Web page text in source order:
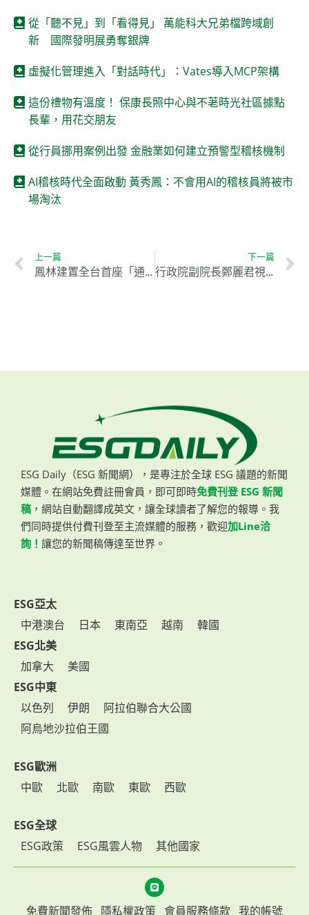
從「聽不見」到「看得見」 萬能科大兄弟檔跨域創
新 國際發明展勇奪銀牌
虛擬化管理進入「對話時代」：Vates導入MCP架構
這份禮物有溫度！ 保康長照中心與不荖時光社區據點
長輩，用花交朋友
從行員挪用案例出發 金融業如何建立預警型稽核機制
AI稽核時代全面啟動 黃秀鳳：不會用AI的稽核員將被市
場淘汰
上一篇
鳳林建置全台首座「通量塔」 打造光電與生態共存場域
下一篇
行政院副院長鄭麗君視察中龍鋼鐵 推動節能轉型計畫
ESG Daily（ESG 新聞網），是專注於全球 ESG 議題的新聞
媒體。在網站免費註冊會員，即可即時免費刊登 ESG 新聞
稿 ，網站自動翻譯成英文，讓全球讀者了解您的報導。我
們同時提供付費刊登至主流媒體的服務，歡迎加Line洽
詢！ 讓您的新聞稿傳達至世界。
ESG亞太
中港澳台
日本 東南亞 越南
韓國
ESG北美
加拿大
美國
ESG中東
以色列
伊朗
阿拉伯聯合大公國
阿烏地沙拉伯王國
ESG歐洲
中歐
北歐 南歐 東歐 西歐
ESG全球
ESG政策
ESG風雲人物 其他國家
免費新聞發佈 隱私權政策 會員服務條款 我的帳號